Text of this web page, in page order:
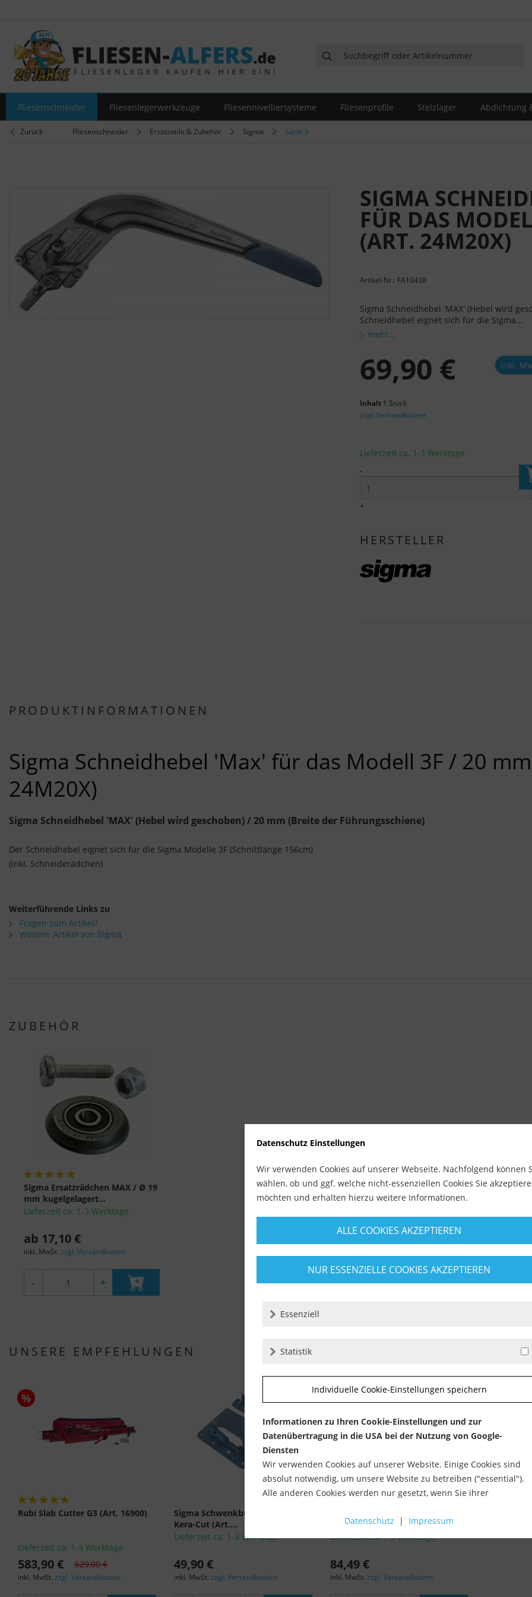
Fliesenschneider Fliesenlegerwerkzeuge Fliesennivelliersysteme Fliesenprofile Stelzlager Abdichtung
Zurück Fliesenschneider Ersatzteile & Zubehör Sigma Serie 3
SIGMA
FÜR DAS
(ART. 24M20X)
Artikel-Nr.: FA10438
Sigma Schneidhebel 'MAX' (Hebel wird
Schneidhebel eignet sich für die Sigma...
mehr...
69,90 € inkl.
Inhalt 1 Stück
zzgl. Versandkosten
Lieferzeit ca. 1-3 Werktage
-
+
HERSTELLER
PRODUKTINFORMATIONEN
Sigma Schneidhebel 'Max' für das Modell 3F / 20
24M20X)
Sigma Schneidhebel 'MAX' (Hebel wird geschoben) / 20 mm (Breite der Führungsschiene)
Der Schneidhebel eignet sich für die Sigma Modelle 3F (Schnittlänge 156cm)
(inkl. Schneiderädchen)
Weiterführende Links zu
Fragen zum Artikel?
Weitere Artikel von Sigma
ZUBEHÖR
Sigma Ersatzrädchen MAX / Ø 19
mm kugelgelagert...
Lieferzeit ca. 1-3 Werktage
ab 17,10 €
inkl. MwSt. zzgl. Versandkosten
- +
UNSERE EMPFEHLUNGEN
%
Rubi Slab Cutter G3 (Art. 16900)
Lieferzeit ca. 1-3 Werktage
583,90 € 629,00 €
inkl. MwSt. zzgl. Versandkosten
Sigma Schwenkbügel-Bausatz für
Kera-Cut (Art....
Lieferzeit ca. 1-3 Werktage
49,90 €
inkl. MwSt. zzgl. Versandkosten
max....
Lieferzeit ca. 1-3 Werktage
84,49 €
inkl. MwSt. zzgl. Versandkosten
Datenschutz Einstellungen
Wir verwenden Cookies auf unserer Webseite. Nachfolgend können
wählen, ob und ggf. welche nicht-essenziellen Cookies Sie
möchten und erhalten hierzu weitere Informationen.
ALLE COOKIES AKZEPTIEREN
NUR ESSENZIELLE COOKIES AKZEPTIEREN
Essenziell
Statistik
Individuelle Cookie-Einstellungen speichern
Informationen zu Ihren Cookie-Einstellungen und zur
Datenübertragung in die USA bei der Nutzung von Google-
Diensten
Wir verwenden Cookies auf unserer Website. Einige Cookies sind
absolut notwendig, um unsere Website zu betreiben ("essential").
Alle anderen Cookies werden nur gesetzt, wenn Sie ihrer
akzeptieren" oder "individuelle Cookie-Einstellungen speichern"
möchten.
Datenschutz | Impressum